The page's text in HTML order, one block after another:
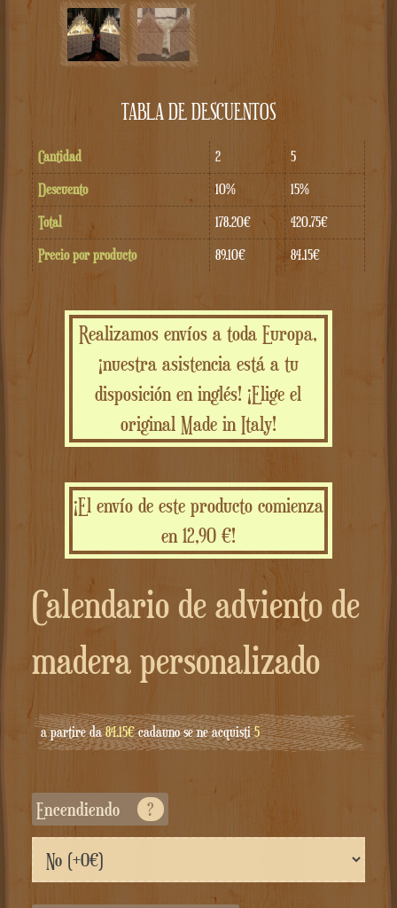
TABLA DE DESCUENTOS
Cantidad 2
5
Descuento
10%
15%
Total
178.20€
420.75€
Precio por producto
89.10€ 84.15€
Realizamos envíos a toda Europa,
¡nuestra asistencia está a tu
disposición en inglés! ¡Elige el
original Made in Italy!
¡El envío de este producto comienza
en 12,90 €!
Calendario de adviento de
madera personalizado
a partire da84.15€cadauno se ne acquisti5
Encendiendo ?